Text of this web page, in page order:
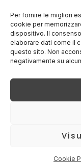
Per fornire le migliori
cookie per
dispositivo. Il
elaborare dati come il
questo sito. Non
negativamente su
Cookie